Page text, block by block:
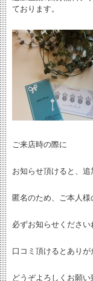
ております。
ご来店時の際に
お知らせ頂けると、追
匿名のため、ご本人様
必ずお知らせください
口コミ頂けるとありが
どうぞよろしくお願い